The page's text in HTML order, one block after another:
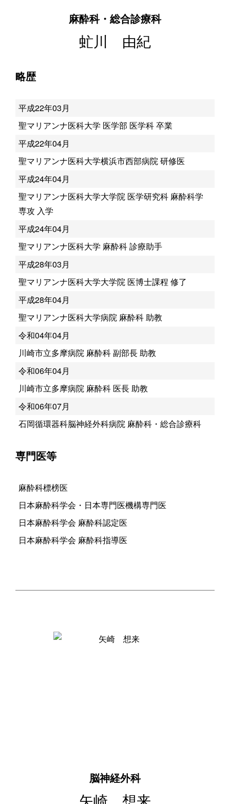
麻酔科・総合診療科
虻川 由紀
略歴
平成22年03月
聖マリアンナ医科大学 医学部 医学科 卒業
平成22年04月
聖マリアンナ医科大学横浜市西部病院 研修医
平成24年04月
聖マリアンナ医科大学大学院 医学研究科 麻酔科学
専攻 入学
平成24年04月
聖マリアンナ医科大学 麻酔科 診療助手
平成28年03月
聖マリアンナ医科大学大学院 医博士課程 修了
平成28年04月
聖マリアンナ医科大学病院 麻酔科 助教
令和04年04月
川崎市立多摩病院 麻酔科 副部長 助教
令和06年04月
川崎市立多摩病院 麻酔科 医長 助教
令和06年07月
石岡循環器科脳神経外科病院 麻酔科・総合診療科
専門医等
麻酔科標榜医
日本麻酔科学会・日本専門医機構専門医
日本麻酔科学会 麻酔科認定医
日本麻酔科学会 麻酔科指導医
脳神経外科